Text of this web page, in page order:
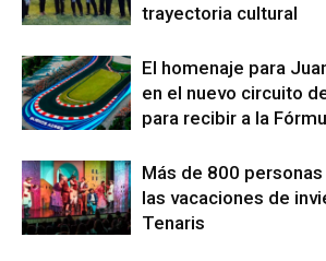
trayectoria cultural
El homenaje para
en el nuevo circuito
para recibir a la
Más de 800
las vacaciones de
Tenaris